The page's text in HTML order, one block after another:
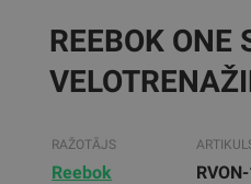
REEBOK ONE
RAŽOTĀJS
Reebok